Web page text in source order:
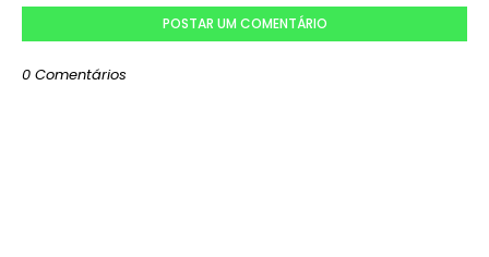
POSTAR UM COMENTÁRIO
0 Comentários